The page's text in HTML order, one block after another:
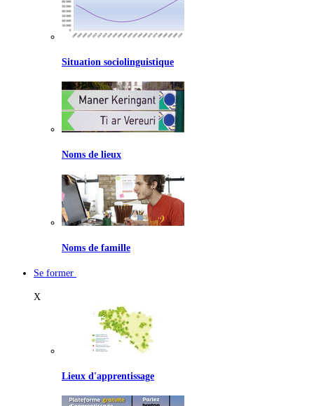
Situation sociolinguistique
Noms de lieux
Noms de famille
Se former
X
Lieux d'apprentissage